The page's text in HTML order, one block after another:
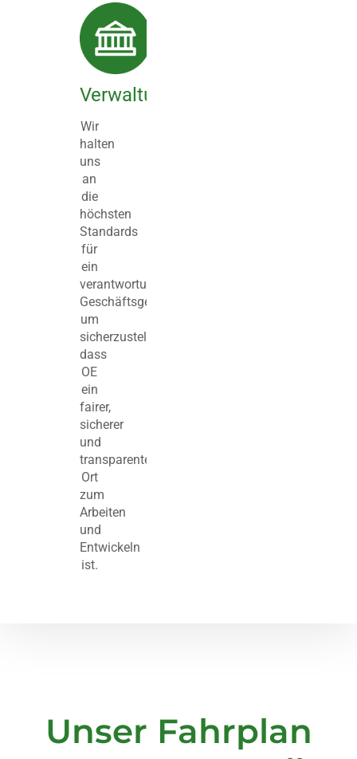
Verwaltung
Wir
halten
uns
an
die
höchsten
Standards
für
ein
verantwortungsbewusstes
Geschäftsgebaren,
um
sicherzustellen,
dass
OE
ein
fairer,
sicherer
und
transparenter
Ort
zum
Arbeiten
und
Entwickeln
ist.
Unser Fahrplan